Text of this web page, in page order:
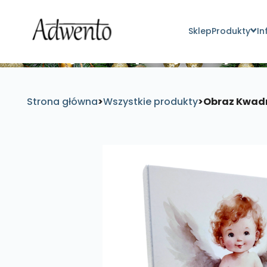
SklepProdukty
Strona główna>Wszystkie produkty>Obraz